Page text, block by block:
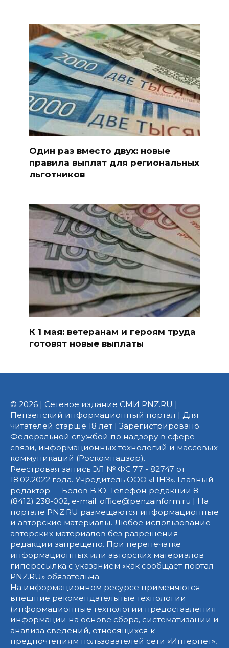
Один раз вместо двух: новые
правила выплат для региональных
льготников
К 1 мая: ветеранам и героям труда
готовят новые выплаты
© 2026 | Сетевое издание СМИ PNZ.RU |
Пензенский информационный портал | Для
читателей старше 18 лет | Зарегистрировано
Федеральной службой по надзору в сфере
связи, информационных технологий и массовых
коммуникаций (Роскомнадзор).
Реестровая запись ЭЛ № ФС 77 - 82747 от
18.02.2022 года. Учредитель ООО «ПНЗ». Главный
редактор — Белов В.Ю. Телефон редакции 8
(8412) 238-002, e-mail: office@penzainform.ru | На
портале PNZ.RU размещаются информационные
и авторские материалы. Любое использование
авторских материалов без разрешения
редакции запрещено. При перепечатке
информационных или авторских материалов
гиперссылка с указанием «как сообщает портал
PNZ.RU» обязательна.
На информационном ресурсе применяются
внешние рекомендательные технологии
(информационные технологии предоставления
информации на основе сбора, систематизации и
анализа сведений, относящихся к
предпочтениям пользователей сети «Интернет»,